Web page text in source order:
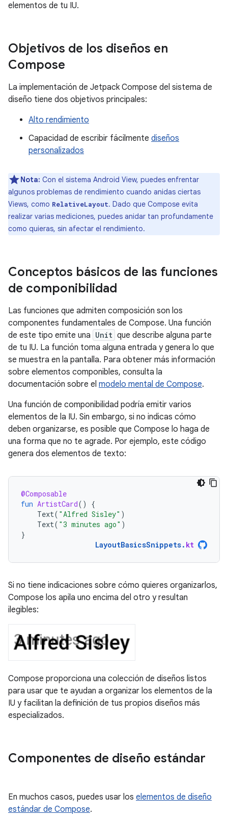
elementos de tu IU.
Objetivos de los diseños en
Compose
La implementación de Jetpack Compose del sistema de
diseño tiene dos objetivos principales:
Alto rendimiento
Capacidad de escribir fácilmente diseños
personalizados
Nota: Con el sistema Android View, puedes enfrentar
algunos problemas de rendimiento cuando anidas ciertas
Views, como RelativeLayout. Dado que Compose evita
realizar varias mediciones, puedes anidar tan profundamente
como quieras, sin afectar el rendimiento.
Conceptos básicos de las funciones
de componibilidad
Las funciones que admiten composición son los
componentes fundamentales de Compose. Una función
de este tipo emite una Unit que describe alguna parte
de tu IU. La función toma alguna entrada y genera lo que
se muestra en la pantalla. Para obtener más información
sobre elementos componibles, consulta la
documentación sobre el modelo mental de Compose.
Una función de componibilidad podría emitir varios
elementos de la IU. Sin embargo, si no indicas cómo
deben organizarse, es posible que Compose lo haga de
una forma que no te agrade. Por ejemplo, este código
genera dos elementos de texto:
@Composable
fun ArtistCard()
{
Text( "Alfred Sisley" )
Text( "3 minutes ago" )
}
LayoutBasicsSnippets. kt
Si no tiene indicaciones sobre cómo quieres organizarlos,
Compose los apila uno encima del otro y resultan
ilegibles:
Compose proporciona una colección de diseños listos
para usar que te ayudan a organizar los elementos de la
IU y facilitan la definición de tus propios diseños más
especializados.
Componentes de diseño estándar
En muchos casos, puedes usar los elementos de diseño
estándar de Compose.